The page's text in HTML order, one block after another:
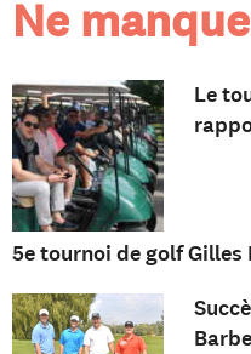
Ne
Le
5e tournoi de golf Gilles